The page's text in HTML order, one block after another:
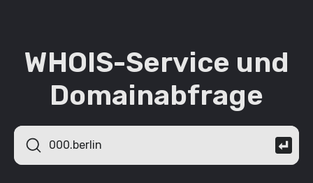
WHOIS-Service und
Domainabfrage